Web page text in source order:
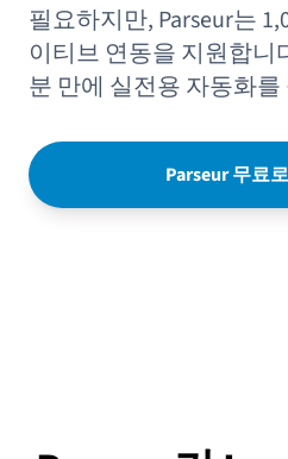
필요하지만, Parseur는
이티브 연동을 지원합니
분 만에 실전용 자동화
Parseur 무료